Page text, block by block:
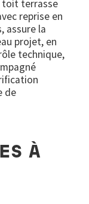
toit terrasse
reprise en
assure la
projet, en
technique,
de
À